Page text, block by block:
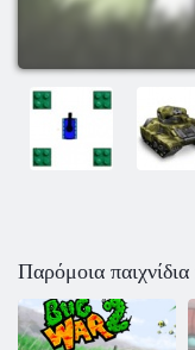
Παρόμοια